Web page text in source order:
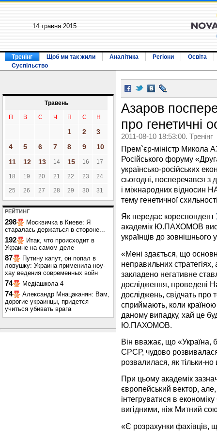
14 травня 2015
Тренінг Щоб ми так жили Аналітика Регіони
Освіта
Суспільство
Травень
П В С Ч П С Н
1 2
3
4
5 6 7 8 9
10
11
12 13 14 15 16 17
18 19 20 21 22 23 24
25 26 27 28 29 30 31
РЕЙТИНГ
298
Москвичка в Киеве: Я
старалась держаться в стороне...
192
Итак, что происходит в
Украине на самом деле
87
Путину капут, он попал в
ловушку: Украина применила ноу-
хау ведения современных войн
74 Медіашкола-4
74
Александр Мнацаканян: Вам,
дорогие украинцы, придется
учиться убивать врага
Азаров
про генетичні
2011-08-10 18:53:00. Тренінг
Прем`єр-міністр Микола
Російського форуму
українсько-російських
сьогодні, посперечався з
і міжнародних
тему генетичної
Як передає кореспондент
академік Ю.ПАХОМОВ
українців до зовнішнього
«Мені здається, що
неправильних стратегіях,
закладено негативне
дослідження, проведені
досліджень, свідчать про
сприймають, коли
даному випадку, хай це
Ю.ПАХОМОВ.
Він вважає, що «Україна,
СРСР, чудово
розвалилася, як тільки-
При цьому академік
європейський вектор,
інтегруватися в
вигідними, ніж Митний
«Є розрахунки фахівців,